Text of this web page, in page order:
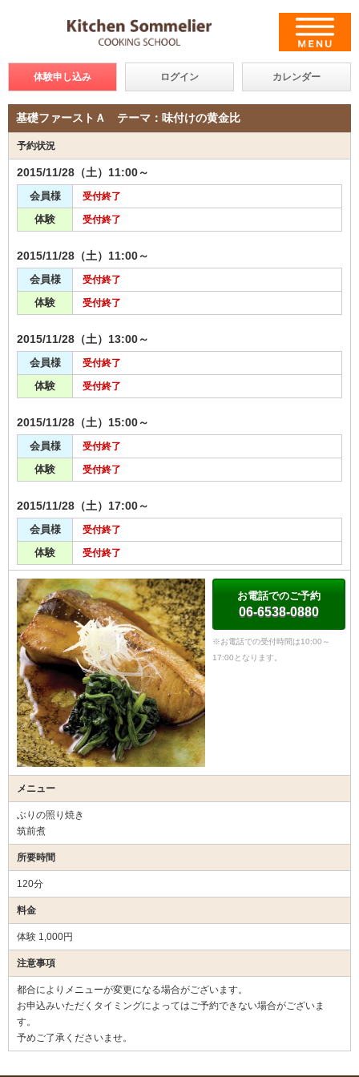
体験申し込み ログイン カレンダー
基礎ファーストＡ テーマ：味付けの黄金比
予約状況
2015/11/28（土）11:00～
会員様 受付終了
体験 受付終了
2015/11/28（土）11:00～
会員様 受付終了
体験 受付終了
2015/11/28（土）13:00～
会員様 受付終了
体験 受付終了
2015/11/28（土）15:00～
会員様 受付終了
体験 受付終了
2015/11/28（土）17:00～
会員様 受付終了
体験 受付終了
お電話でのご予約
06-6538-0880
※お電話での受付時間は10:00～
17:00となります。
メニュー
ぶりの照り焼き
筑前煮
所要時間
120分
料金
体験 1,000円
注意事項
都合によりメニューが変更になる場合がございます。
お申込みいただくタイミングによってはご予約できない場合がございま
す。
予めご了承くださいませ。